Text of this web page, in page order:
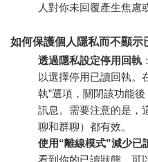
人對你未回覆產生焦慮
如何保護個人隱私而不顯示
透過隱私設定停用回執
以選擇停用已讀回執。
執”選項，關閉該功能
訊息。需要注意的是，
聊和群聊）都有效。
使用“離線模式”減少已
看到你的已讀狀態，可